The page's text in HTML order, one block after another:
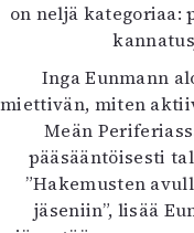
on neljä kategoriaa:
Inga Eunmann
miettivän, miten
Meän
pääsääntöisesti
”Hakemusten
jäseniin”, lisää